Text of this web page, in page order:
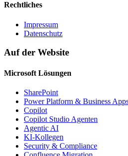
Rechtliches
Impressum
Datenschutz
Auf der Website
Microsoft Lösungen
SharePoint
Power Platform & Business
Copilot
Copilot Studio Agenten
Agentic AI
KI-Kollegen
Security & Compliance